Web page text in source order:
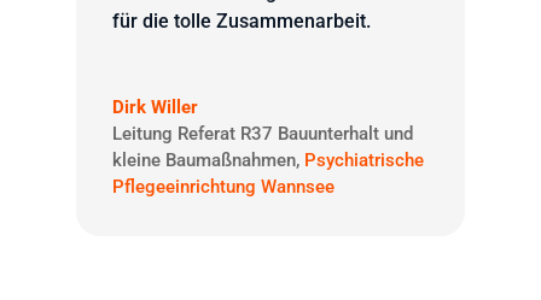
für die tolle Zusammenarbeit.
Dirk Willer
Leitung Referat R37 Bauunterhalt und
kleine Baumaßnahmen, Psychiatrische
Pflegeeinrichtung Wannsee